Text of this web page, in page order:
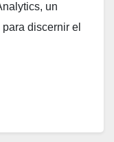
un
discernir el